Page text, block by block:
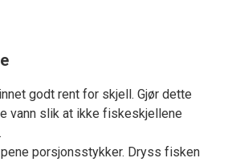
godt rent for skjell. Gjør dette
vann slik at ikke fiskeskjellene
porsjonsstykker. Dryss fisken